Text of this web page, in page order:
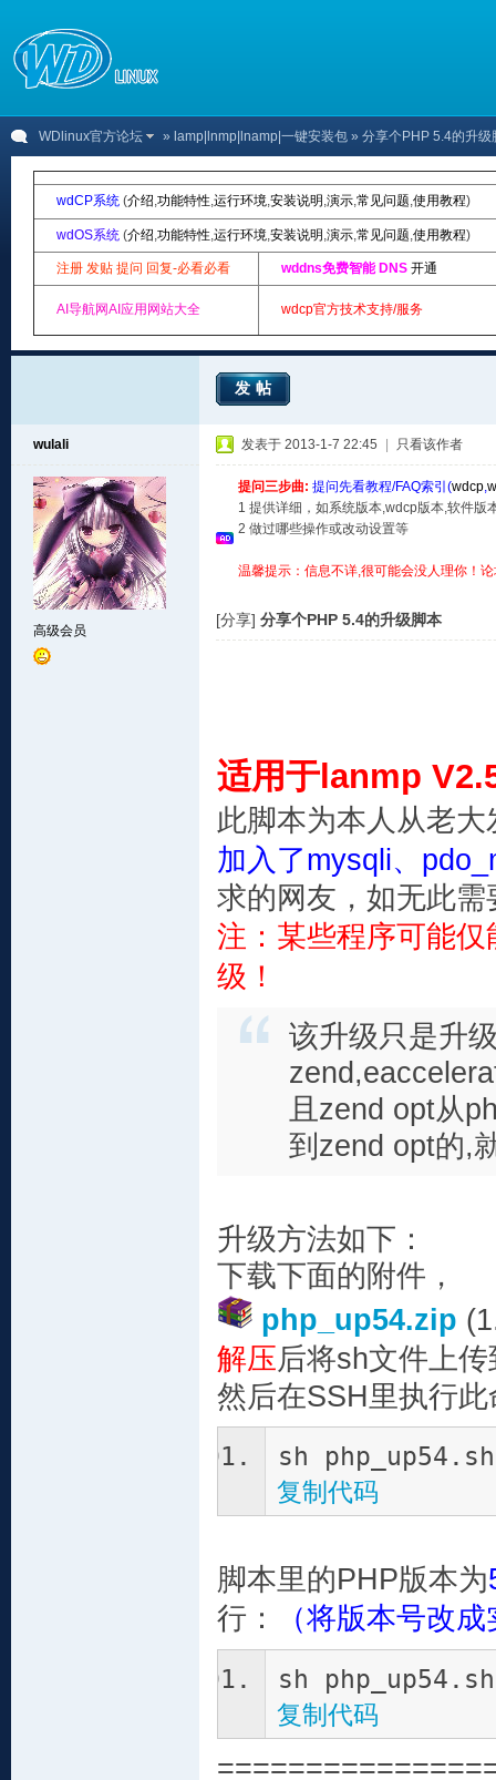
WDlinux官方论坛 » lamp|lnmp|lnamp|一键安装包 » 分享个PHP 5.4的升级
wdCP系统 (介绍,功能特性,运行环境,安装说明 ,演示,常见问题,使用教程)
wdOS系统 (介绍,功能特性,运行环境,安装说明 ,演示,常见问题,使用教程)
注册 发贴 提问 回复-必看必看 wddns免费智能 DNS 开通
AI导航网AI应用网站大全 wdcp官方技术支持/服务
发帖
wulali
高级会员
发表于 2013-1-7 22:45 只看该作者
提问三步曲: 提问先看教程/FAQ索引(wdcp,
1 提供详细，如系统版本,wdcp版本,软件版
2 做过哪些操作或改动设置等
温馨提示：信息不详,很可能会没人理你！
[分享] 分享个PHP 5.4的升级脚本
适用于lanmp
此脚本为本人从老大
加入了mysqli、
求的网友，如无此
注：某些程序可能
级！
该升级只是升
且zend opt从
到zend opt的,
升级方法如下：
下载下面的附件，
php_up54.zip
解压后将sh文件上
然后在SSH里执行此
sh php_up54.sh
复制代码
脚本里的PHP版本为
行：
（将版本号改
sh
复制代码